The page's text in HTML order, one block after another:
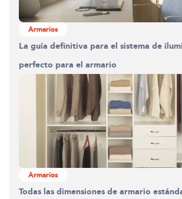
Armarios
La guía definitiva para el sistema de
perfecto para el armario
Armarios
Todas las dimensiones de armario